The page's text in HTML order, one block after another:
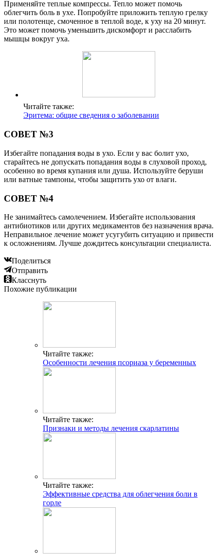
Применяйте теплые компрессы. Тепло может помочь
облегчить боль в ухе. Попробуйте приложить теплую грелку
или полотенце, смоченное в теплой воде, к уху на 20 минут.
Это может помочь уменьшить дискомфорт и расслабить
мышцы вокруг уха.
Читайте также:
Эритема: общие сведения о заболевании
СОВЕТ №3
Избегайте попадания воды в ухо. Если у вас болит ухо,
старайтесь не допускать попадания воды в слуховой проход,
особенно во время купания или душа. Используйте беруши
или ватные тампоны, чтобы защитить ухо от влаги.
СОВЕТ №4
Не занимайтесь самолечением. Избегайте использования
антибиотиков или других медикаментов без назначения врача.
Неправильное лечение может усугубить ситуацию и привести
к осложнениям. Лучше дождитесь консультации специалиста.
Поделиться
Отправить
Класснуть
Похожие публикации
Читайте также:
Особенности лечения псориаза у беременных
Читайте также:
Признаки и методы лечения скарлатины
Читайте также:
Эффективные средства для облегчения боли в
горле